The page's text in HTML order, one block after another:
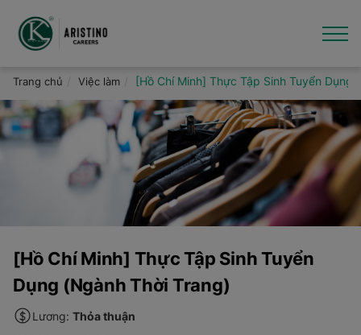
đến
Giới thiệu
Việc làm
Văn hóa - Tin tức
Trang chủ Việc làm [Hồ Chí Minh] Thực Tập Sinh Tuyển Dụng
[Hồ Chí Minh] Thực Tập Sinh Tuyển
Dụng (Ngành Thời Trang)
Lương: Thỏa thuận